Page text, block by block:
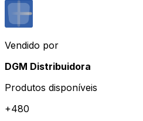
Vendido por
DGM Distribuidora
Produtos disponíveis
+480